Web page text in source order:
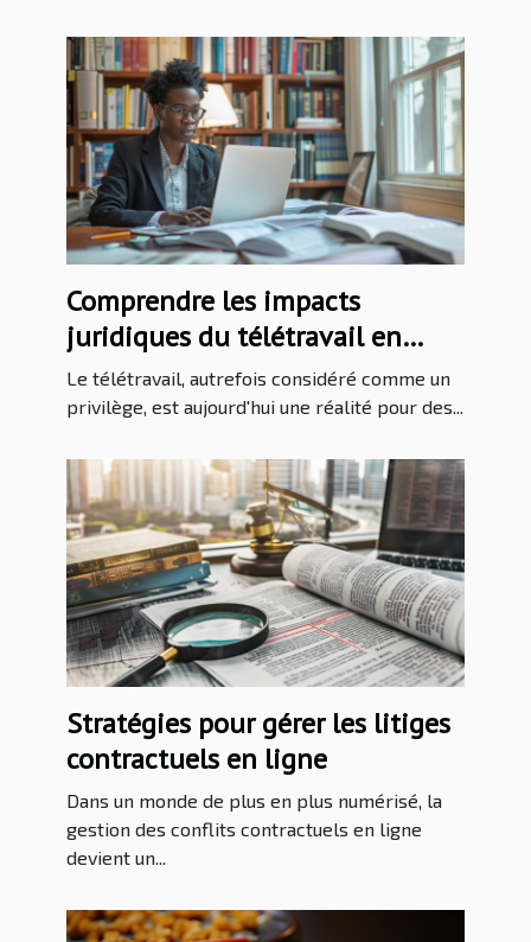
Comprendre les impacts
juridiques du télétravail en
entreprise
Le télétravail, autrefois considéré comme un
privilège, est aujourd'hui une réalité pour des...
Stratégies pour gérer les litiges
contractuels en ligne
Dans un monde de plus en plus numérisé, la
gestion des conflits contractuels en ligne
devient un...